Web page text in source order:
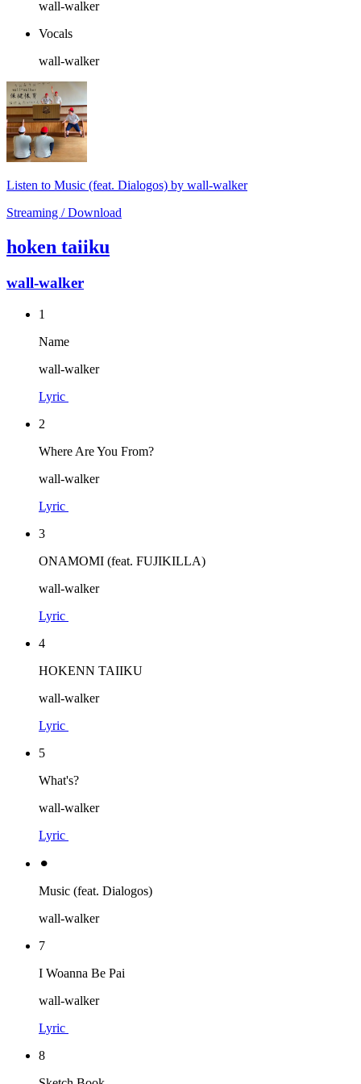
wall-walker
Vocals
wall-walker
Listen to Music (feat. Dialogos) by wall-walker
Streaming / Download
hoken taiiku
wall-walker
1
Name
wall-walker
Lyric
2
Where Are You From?
wall-walker
Lyric
3
ONAMOMI (feat. FUJIKILLA)
wall-walker
Lyric
4
HOKENN TAIIKU
wall-walker
Lyric
5
What's?
wall-walker
Lyric
⚫︎
Music (feat. Dialogos)
wall-walker
7
I Woanna Be Pai
wall-walker
Lyric
8